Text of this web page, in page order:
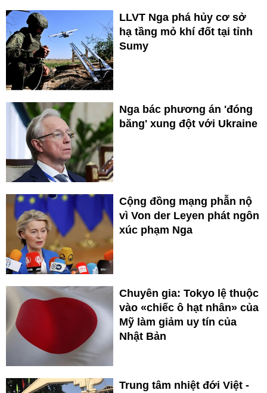
LLVT Nga phá hủy cơ sở
hạ tầng mỏ khí đốt tại tỉnh
Sumy
Nga bác phương án 'đóng
băng' xung đột với Ukraine
Cộng đồng mạng phẫn nộ
vì Von der Leyen phát ngôn
xúc phạm Nga
Chuyên gia: Tokyo lệ thuộc
vào «chiếc ô hạt nhân» của
Mỹ làm giảm uy tín của
Nhật Bản
Trung tâm nhiệt đới Việt -